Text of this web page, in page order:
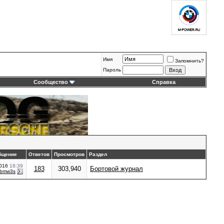
Имя
Запомнить?
Пароль
Сообщество Справка
Ответов Просмотров Раздел
18:39
bmw3s 183 303,940 Бортовой журнал